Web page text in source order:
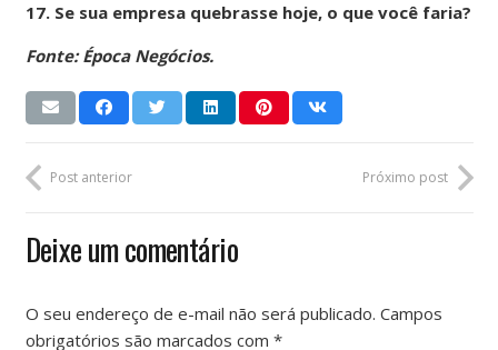
17. Se sua empresa quebrasse hoje, o que você faria?
Fonte: Época Negócios.
Post anterior Próximo post
Deixe um comentário
O seu endereço de e-mail não será publicado. Campos
obrigatórios são marcados com *